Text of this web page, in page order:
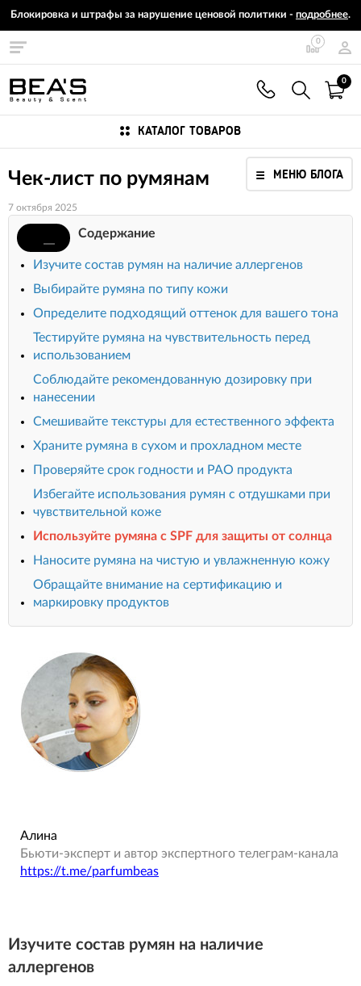
Блокировка и штрафы за нарушение ценовой политики - подробнее.
0
0
КАТАЛОГ ТОВАРОВ
МЕНЮ БЛОГА
Чек-лист по румянам
7 октября 2025
Содержание
Изучите состав румян на наличие аллергенов
Выбирайте румяна по типу кожи
Определите подходящий оттенок для вашего тона
Тестируйте румяна на чувствительность перед
использованием
Соблюдайте рекомендованную дозировку при
нанесении
Смешивайте текстуры для естественного эффекта
Храните румяна в сухом и прохладном месте
Проверяйте срок годности и PAO продукта
Избегайте использования румян с отдушками при
чувствительной коже
Используйте румяна с SPF для защиты от солнца
Наносите румяна на чистую и увлажненную кожу
Обращайте внимание на сертификацию и
маркировку продуктов
Алина
Бьюти-эксперт и автор экспертного телеграм-канала
https://t.me/parfumbeas
Изучите состав румян на наличие
аллергенов